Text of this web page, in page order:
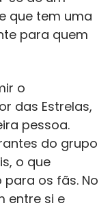
que tem uma
para quem
o
das Estrelas,
pessoa.
do grupo
o que
os fãs. No
entre si e